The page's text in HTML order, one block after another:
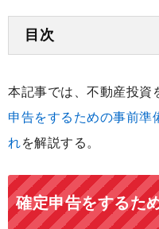
目次
本記事では、不動産投資
申告をするための事前準
れを解説する。
確定申告をするた